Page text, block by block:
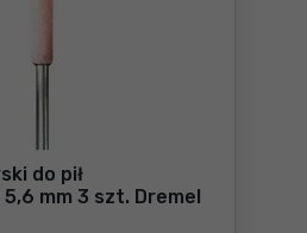
do pił
mm 3 szt. Dremel